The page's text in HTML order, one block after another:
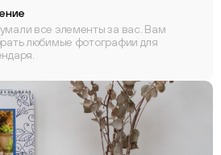
все элементы за вас. Вам
любимые фотографии для